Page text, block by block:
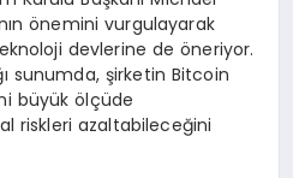
önemini vurgulayarak
devlerine de öneriyor.
sunumda, şirketin Bitcoin
büyük ölçüde
riskleri azaltabileceğini